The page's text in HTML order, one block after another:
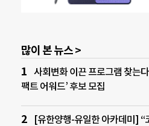
많이 본 뉴스 >
사회변화 이끈 프로그램 찾는
팩트 어워드’ 후보 모집
[유한양행-유일한 아카데미] “